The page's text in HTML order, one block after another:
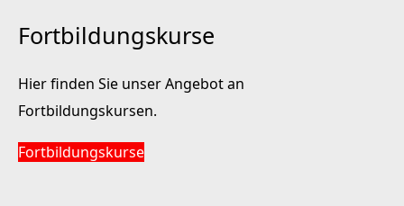
Fortbildungskurse
Hier finden Sie unser Angebot an
Fortbildungskursen.
Fortbildungskurse